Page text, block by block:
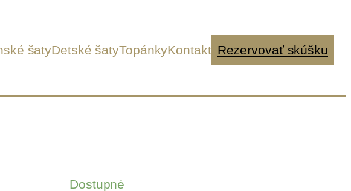
šatyDetské šatyTopánkyKontakt Rezervovať skúšku
Dostupné